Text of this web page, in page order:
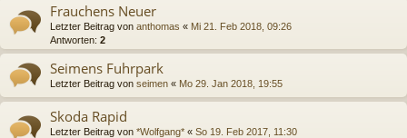
Frauchens Neuer
Letzter Beitrag von anthomas « Mi 21. Feb 2018, 09:26
Antworten: 2
Seimens Fuhrpark
Letzter Beitrag von seimen « Mo 29. Jan 2018, 19:55
Skoda Rapid
Letzter Beitrag von *Wolfgang* « So 19. Feb 2017, 11:30